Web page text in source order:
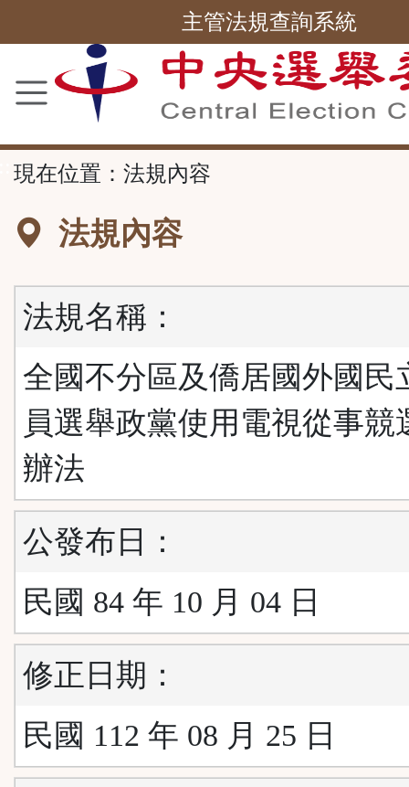
內
容
主管法規查詢系統
現在位置： 法規內容
法規內容
法規名稱：
全國不分區及僑居國外國民
員選舉政黨使用電視從事競
辦法
公發布日：
民國 84 年 10 月 04 日
修正日期：
民國 112 年 08 月 25 日